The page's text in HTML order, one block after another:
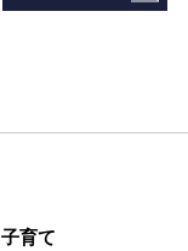
子育て